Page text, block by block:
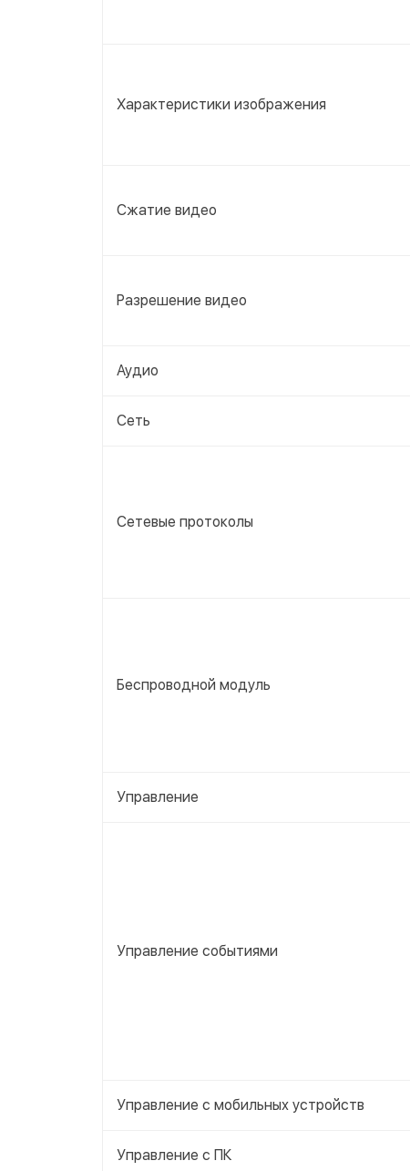
Характеристики изображения
Сжатие видео
Разрешение видео
Аудио
Сеть
Сетевые протоколы
Беспроводной модуль
Управление
Управление событиями
Управление с мобильных устройств
Управление с ПК